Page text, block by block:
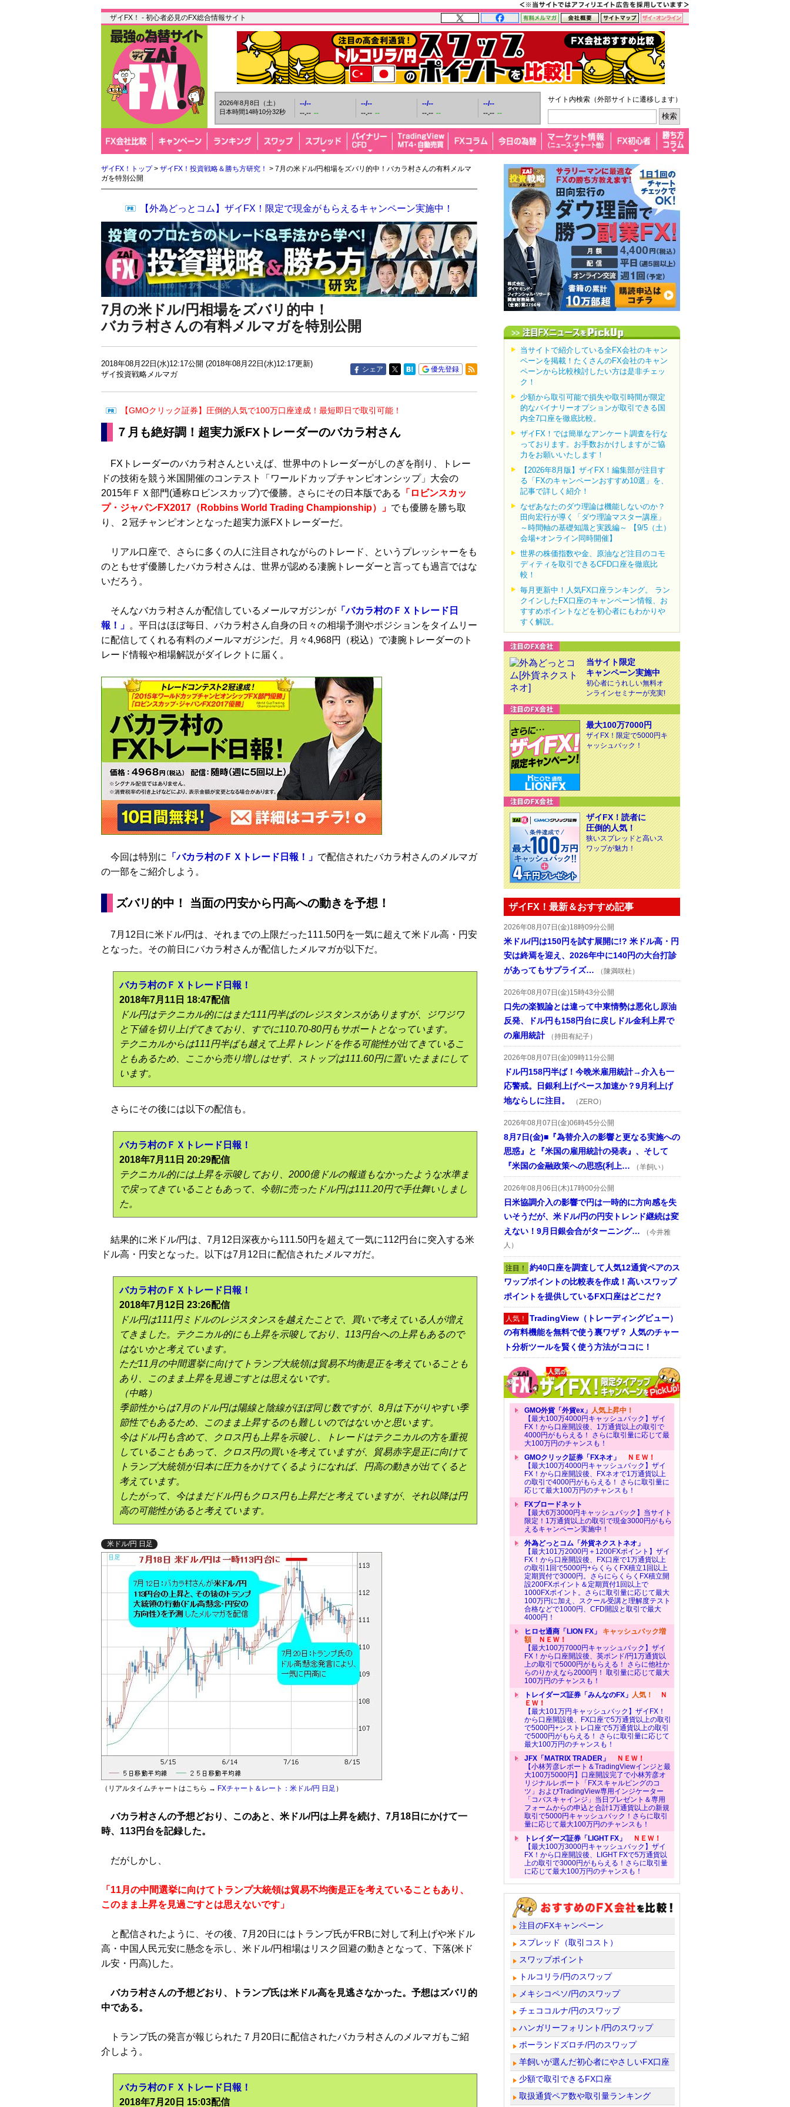
ザイFX！ - 初心者必見のFX総合情報サイト
2026年8月8日（土）
日本時間14時10分33秒
--/--
--.-- --
--/--
--.-- --
--/--
--.-- --
--/--
--.-- --
サイト内検索（外部サイトに遷移します）
ザイFX！トップ> ザイFX！投資戦略＆勝ち方研究！ > 7月の米ドル/円相場をズバリ的中！バカラ村さんの有料メルマ
ガを特別公開
【外為どっとコム】ザイFX！限定で現金がもらえるキャンペーン実施中！
7月の米ドル/円相場をズバリ的中！
バカラ村さんの有料メルマガを特別公開
2018年08月22日(水)12:17公開 (2018年08月22日(水)12:17更新)
ザイ投資戦略メルマガ
シェア 優先登録
【GMOクリック証券】圧倒的人気で100万口座達成！最短即日で取引可能！
７月も絶好調！超実力派FXトレーダーのバカラ村さん
FXトレーダーのバカラ村さんといえば、世界中のトレーダーがしのぎを削り、トレー
ドの技術を競う米国開催のコンテスト「ワールドカップチャンピオンシップ」大会の
2015年ＦＸ部門(通称ロビンスカップ)で優勝。さらにその日本版である
「ロビンスカッ
プ・ジャパンFX2017（Robbins World Trading Championship）」 でも優勝を勝ち取
り、２冠チャンピオンとなった超実力派FXトレーダーだ。
リアル口座で、さらに多くの人に注目されながらのトレード、というプレッシャーをも
のともせず優勝したバカラ村さんは、世界が認める凄腕トレーダーと言っても過言ではな
いだろう。
そんなバカラ村さんが配信しているメールマガジンが 「バカラ村のＦＸトレード日
報！」 。平日はほぼ毎日、バカラ村さん自身の日々の相場予測やポジションをタイムリー
に配信してくれる有料のメールマガジンだ。月々4,968円（税込）で凄腕トレーダーのト
レード情報や相場解説がダイレクトに届く。
今回は特別に 「バカラ村のＦＸトレード日報！」 で配信されたバカラ村さんのメルマガ
の一部をご紹介しよう。
ズバリ的中！ 当面の円安から円高への動きを予想！
7月12日に米ドル/円は、それまでの上限だった111.50円を一気に超えて米ドル高・円安
となった。その前日にバカラ村さんが配信したメルマガが以下だ。
バカラ村のＦＸトレード日報！
2018年7月11日 18:47配信
ドル円はテクニカル的にはまだ111円半ばのレジスタンスがありますが、ジワジワ
と下値を切り上げてきており、すでに110.70-80円もサポートとなっています。
テクニカルからは111円半ばも越えて上昇トレンドを作る可能性が出てきているこ
ともあるため、ここから売り増しはせず、ストップは111.60円に置いたままにして
います。
さらにその後には以下の配信も。
バカラ村のＦＸトレード日報！
2018年7月11日 20:29配信
テクニカル的には上昇を示唆しており、2000億ドルの報道もなかったような水準ま
で戻ってきていることもあって、今朝に売ったドル円は111.20円で手仕舞いしまし
た。
結果的に米ドル/円は、7月12日深夜から111.50円を超えて一気に112円台に突入する米
ドル高・円安となった。以下は7月12日に配信されたメルマガだ。
バカラ村のＦＸトレード日報！
2018年7月12日 23:26配信
ドル円は111円ミドルのレジスタンスを越えたことで、買いで考えている人が増え
てきました。テクニカル的にも上昇を示唆しており、113円台への上昇もあるので
はないかと考えています。
ただ11月の中間選挙に向けてトランプ大統領は貿易不均衡是正を考えていることも
あり、このまま上昇を見過ごすとは思えないです。
（中略）
季節性からは7月のドル円は陽線と陰線がほぼ同じ数ですが、8月は下がりやすい季
節性でもあるため、このまま上昇するのも難しいのではないかと思います。
今はドル円も含めて、クロス円も上昇を示唆し、トレードはテクニカルの方を重視
していることもあって、クロス円の買いを考えていますが、貿易赤字是正に向けて
トランプ大統領が日本に圧力をかけてくるようになれば、円高の動きが出てくると
考えています。
したがって、今はまだドル円もクロス円も上昇だと考えていますが、それ以降は円
高の可能性があると考えています。
米ドル/円 日足
（リアルタイムチャートはこちら → FXチャート＆レート：米ドル/円 日足 ）
バカラ村さんの予想どおり、このあと、米ドル/円は上昇を続け、7月18日にかけて一
時、113円台を記録した。
だがしかし、
「11月の中間選挙に向けてトランプ大統領は貿易不均衡是正を考えていることもあり、
このまま上昇を見過ごすとは思えないです」
と配信されたように、その後、7月20日にはトランプ氏がFRBに対して利上げや米ドル
高・中国人民元安に懸念を示し、米ドル/円相場はリスク回避の動きとなって、下落(米ド
ル安・円高)した。
バカラ村さんの予想どおり、トランプ氏は米ドル高を見逃さなかった。予想はズバリ的
中である。
トランプ氏の発言が報じられた７月20日に配信されたバカラ村さんのメルマガもご紹
介しよう。
バカラ村のＦＸトレード日報！
2018年7月20日 15:03配信
当サイトで紹介している全FX会社のキャン
ペーンを掲載！たくさんのFX会社のキャン
ペーンから比較検討したい方は是非チェッ
ク！
少額から取引可能で損失や取引時間が限定
的なバイナリーオプションが取引できる国
内全7口座を徹底比較。
ザイFX！では簡単なアンケート調査を行な
っております。お手数おかけしますがご協
力をお願いいたします！
【2026年8月版】ザイFX！編集部が注目す
る「FXのキャンペーンおすすめ10選」を、
記事で詳しく紹介！
なぜあなたのダウ理論は機能しないのか？
田向宏行が導く「ダウ理論マスター講座」
～時間軸の基礎知識と実践編～ 【9/5（土）
会場+オンライン同時開催】
世界の株価指数や金、原油など注目のコモ
ディティを取引できるCFD口座を徹底比
較！
毎月更新中！人気FX口座ランキング。 ラン
クインしたFX口座のキャンペーン情報、お
すすめポイントなどを初心者にもわかりや
すく解説。
当サイト限定
キャンペーン実施中
初心者にうれしい無料オ
ンラインセミナーが充実!
最大100万7000円
ザイFX！限定で5000円キ
ャッシュバック！
ザイFX！読者に
圧倒的人気！
狭いスプレッドと高いス
ワップが魅力！
ザイFX！最新＆おすすめ記事
2026年08月07日(金)18時09分公開
米ドル/円は150円を試す展開に!? 米ドル高・円
安は終焉を迎え、2026年中に140円の大台打診
があってもサプライズ…
（陳満咲杜）
2026年08月07日(金)15時43分公開
口先の楽観論とは違って中東情勢は悪化し原油
反発、ドル円も158円台に戻しドル金利上昇で
の雇用統計
（持田有紀子）
2026年08月07日(金)09時11分公開
ドル円158円半ば！今晩米雇用統計→介入も一
応警戒。日銀利上げペース加速か？9月利上げ
地ならしに注目。
（ZERO）
2026年08月07日(金)06時45分公開
8月7日(金)■『為替介入の影響と更なる実施への
思惑』と『米国の雇用統計の発表』、そして
『米国の金融政策への思惑(利上…
（羊飼い）
2026年08月06日(木)17時00分公開
日米協調介入の影響で円は一時的に方向感を失
いそうだが、米ドル/円の円安トレンド継続は変
えない！9月日銀会合がターニング…
（今井雅
人）
注目！ 約40口座を調査して人気12通貨ペアのス
ワップポイントの比較表を作成！高いスワップ
ポイントを提供しているFX口座はどこだ？
人気！ TradingView（トレーディングビュー）
の有料機能を無料で使う裏ワザ？ 人気のチャー
ト分析ツールを賢く使う方法がココに！
GMO外貨「外貨ex」 人気上昇中！
【最大100万4000円キャッシュバック】ザイ
FX！から口座開設後、1万通貨以上の取引で
4000円がもらえる！ さらに取引量に応じて最
大100万円のチャンスも！
GMOクリック証券「FXネオ」
ＮＥＷ！
【最大100万4000円キャッシュバック】ザイ
FX！から口座開設後、FXネオで1万通貨以上
の取引で4000円がもらえる！ さらに取引量に
応じて最大100万円のチャンスも！
FXブロードネット
【最大6万3000円キャッシュバック】当サイト
限定！1万通貨以上の取引で現金3000円がもら
えるキャンペーン実施中！
外為どっとコム「外貨ネクストネオ」
【最大101万2000円＋1200FXポイント】ザイ
FX！から口座開設後、FX口座で1万通貨以上
の取引1回で5000円+らくらくFX積立1回以上
定期買付で3000円。さらにらくらくFX積立開
設200FXポイント＆定期買付1回以上で
1000FXポイント。さらに取引量に応じて最大
100万円に加え、スクール受講と理解度テスト
合格などで1000円、CFD開設と取引で最大
4000円！
ヒロセ通商「LION FX」 キャッシュバック増
額ＮＥＷ！
【最大100万7000円キャッシュバック】ザイ
FX！から口座開設後、英ポンド/円1万通貨以
上の取引で5000円がもらえる！ さらに他社か
らのりかえなら2000円！ 取引量に応じて最大
100万円のチャンスも！
トレイダーズ証券「みんなのFX」 人気！
Ｎ
ＥＷ！
【最大101万円キャッシュバック】ザイFX！
から口座開設後、FX口座で5万通貨以上の取引
で5000円+シストレ口座で5万通貨以上の取引
で5000円がもらえる！ さらに取引量に応じて
最大100万円のチャンスも！
JFX「MATRIX TRADER」
ＮＥＷ！
【小林芳彦レポート＆TradingViewインジと最
大100万5000円】口座開設完了で小林芳彦オ
リジナルレポート「FXスキャルピングのコ
ツ」およびTradingView専用インジケーター
「コバスキャインジ」当日プレゼント＆専用
フォームからの申込と合計1万通貨以上の新規
取引で5000円キャッシュバック！さらに取引
量に応じて最大100万円のチャンスも！
トレイダーズ証券「LIGHT FX」
ＮＥＷ！
【最大100万3000円キャッシュバック】ザイ
FX！から口座開設後、LIGHT FXで5万通貨以
上の取引で3000円がもらえる！さらに取引量
に応じて最大100万円のチャンスも！
注目のFXキャンペーン
スプレッド（取引コスト）
スワップポイント
トルコリラ/円のスワップ
メキシコペソ/円のスワップ
チェココルナ/円のスワップ
ハンガリーフォリント/円のスワップ
ポーランドズロチ/円のスワップ
羊飼いが選んだ初心者にやさしいFX口座
少額で取引できるFX口座
取扱通貨ペア数や取引量ランキング